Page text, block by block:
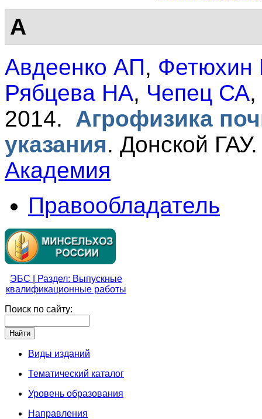
А
Авдеенко АП, Фетюхин
Рябцева НА, Чепец СА,
2014. Агрофизика
указания. Донской
Академия
Правообладатель
ЭБС | Раздел: Выпускные
квалификационные работы
Поиск по сайту:
Виды изданий
Тематический каталог
Уровень образования
Направления